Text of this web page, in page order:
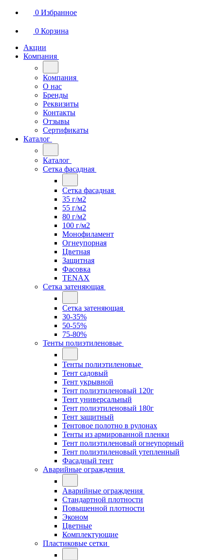
0 Избранное
0 Корзина
Акции
Компания
Компания
О нас
Бренды
Реквизиты
Контакты
Отзывы
Сертификаты
Каталог
Каталог
Сетка фасадная
Сетка фасадная
35 г/м2
55 г/м2
80 г/м2
100 г/м2
Монофиламент
Огнеупорная
Цветная
Защитная
Фасовка
TENAX
Сетка затеняющая
Сетка затеняющая
30-35%
50-55%
75-80%
Тенты полиэтиленовые
Тенты полиэтиленовые
Тент садовый
Тент укрывной
Тент полиэтиленовый 120г
Тент универсальный
Тент полиэтиленовый 180г
Тент защитный
Тентовое полотно в рулонах
Тенты из армированной пленки
Тент полиэтиленовый огнеупорный
Тент полиэтиленовый утепленный
Фасадный тент
Аварийные ограждения
Аварийные ограждения
Стандартной плотности
Повышенной плотности
Эконом
Цветные
Комплектующие
Пластиковые сетки